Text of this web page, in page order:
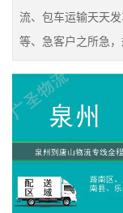
流、包车运输天天
等、急客户之所急，